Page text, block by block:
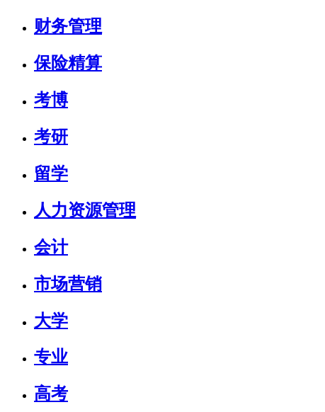
财务管理
保险精算
考博
考研
留学
人力资源管理
会计
市场营销
大学
专业
高考